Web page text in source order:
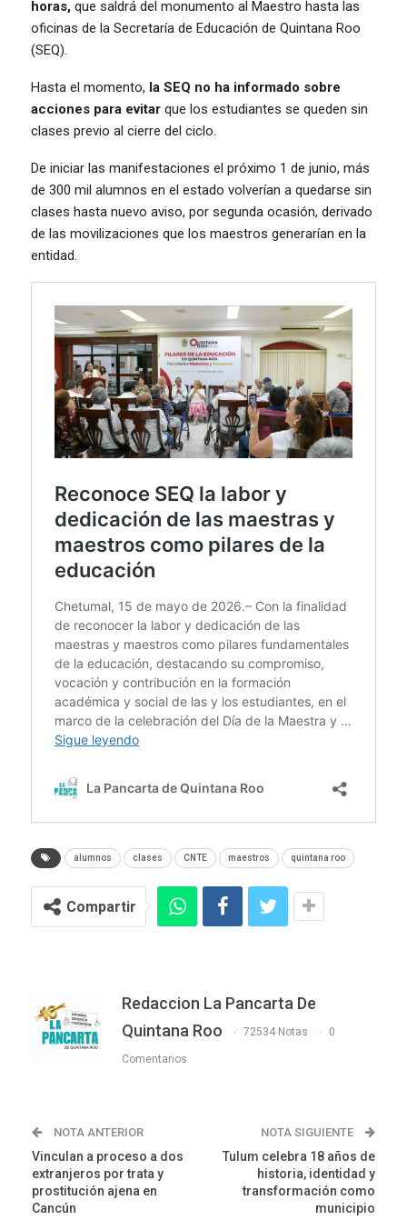
horas, que saldrá del monumento al Maestro hasta las
oficinas de la Secretaría de Educación de Quintana Roo
(SEQ).
Hasta el momento, la SEQ no ha informado sobre
acciones para evitar que los estudiantes se queden sin
clases previo al cierre del ciclo.
De iniciar las manifestaciones el próximo 1 de junio, más
de 300 mil alumnos en el estado volverían a quedarse sin
clases hasta nuevo aviso, por segunda ocasión, derivado
de las movilizaciones que los maestros generarían en la
entidad.
alumnos clases CNTE maestros quintana roo
Compartir
Redaccion La Pancarta De
Quintana Roo
72534 Notas 0
Comentarios
NOTA ANTERIOR
Vinculan a proceso a dos
extranjeros por trata y
prostitución ajena en
Cancún
NOTA SIGUIENTE
Tulum celebra 18 años de
historia, identidad y
transformación como
municipio